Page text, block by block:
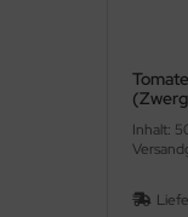
Inhalt: